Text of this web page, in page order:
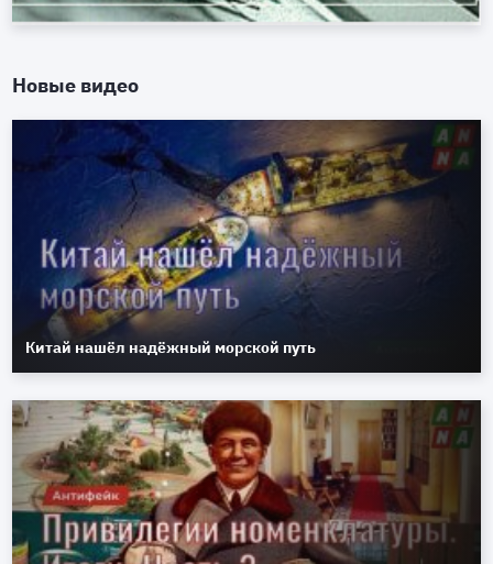
Новые видео
Китай нашёл надёжный морской путь